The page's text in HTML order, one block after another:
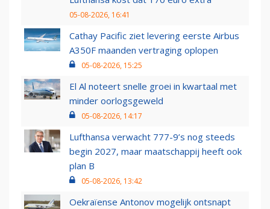
05-08-2026, 16:41
Cathay Pacific ziet levering eerste Airbus
A350F maanden vertraging oplopen
05-08-2026, 15:25
El Al noteert snelle groei in kwartaal met
minder oorlogsgeweld
05-08-2026, 14:17
Lufthansa verwacht 777-9’s nog steeds
begin 2027, maar maatschappij heeft ook
plan B
05-08-2026, 13:42
Oekraïense Antonov mogelijk ontsnapt